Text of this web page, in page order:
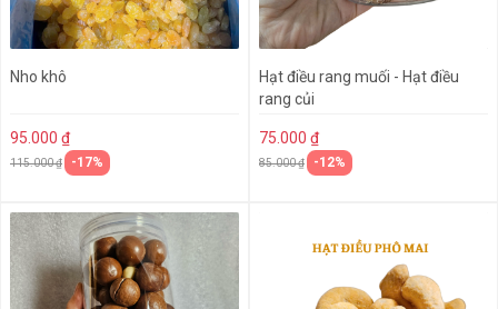
Nho khô
95.000 ₫
115.000 ₫ -17%
Hạt điều rang muối - Hạt điều
rang củi
75.000 ₫
85.000 ₫ -12%